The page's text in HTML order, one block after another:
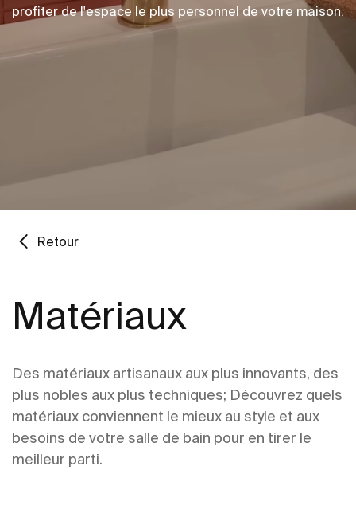
profiter de l'espace le plus personnel de votre maison.
Retour
Matériaux
Des matériaux artisanaux aux plus innovants, des
plus nobles aux plus techniques; Découvrez quels
matériaux conviennent le mieux au style et aux
besoins de votre salle de bain pour en tirer le
meilleur parti.